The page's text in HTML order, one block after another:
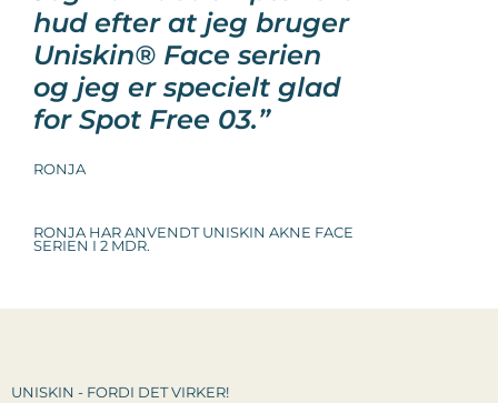
hud efter at jeg bruger
Uniskin® Face serien
og jeg er specielt glad
for Spot Free 03.”
RONJA
RONJA HAR ANVENDT UNISKIN AKNE FACE
SERIEN I 2 MDR.
UNISKIN - FORDI DET VIRKER!